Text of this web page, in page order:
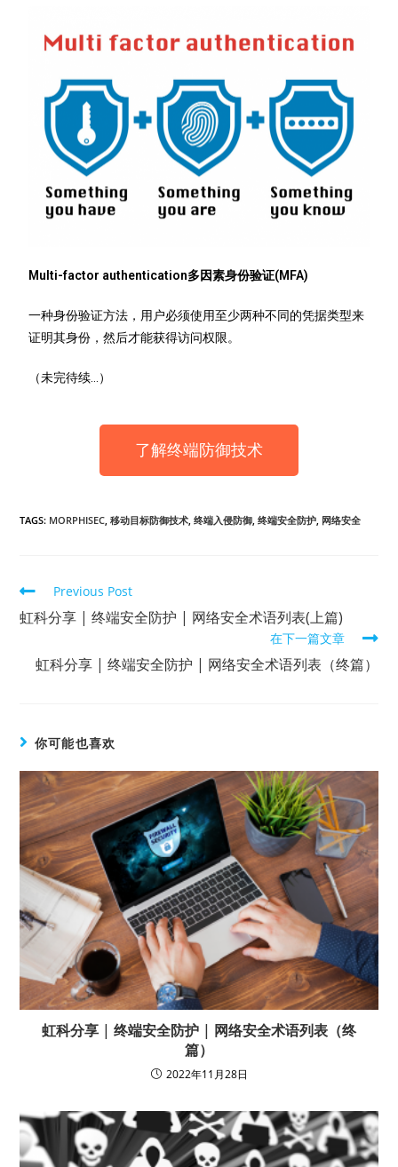
Multi-factor authentication多因素身份验证(MFA)
一种身份验证方法，用户必须使用至少两种不同的凭据类型来
证明其身份，然后才能获得访问权限。
（未完待续…）
了解终端防御技术
TAGS: MORPHISEC 移动目标防御技术 终端入侵防御 终端安全防护 网络安全
Previous Post
虹科分享 | 终端安全防护 | 网络安全术语列表(上篇)
在下一篇文章
虹科分享 | 终端安全防护 | 网络安全术语列表（终篇）
你可能也喜欢
虹科分享 | 终端安全防护 | 网络安全术语列表（终
篇）
2022年11月28日